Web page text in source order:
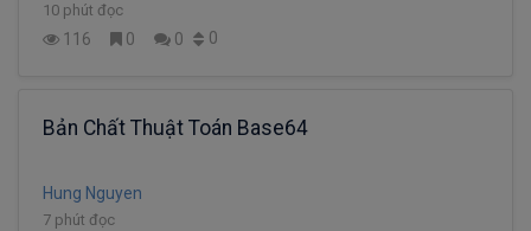
10 phút đọc
116 0 0 0
Bản Chất Thuật Toán Base64
Hung Nguyen
7 phút đọc